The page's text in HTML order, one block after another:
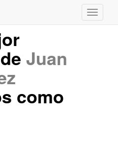
Juan
como